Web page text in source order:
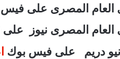
العام المصرى على
العام المصرى نيوز
نيو دريم على فيس بوك